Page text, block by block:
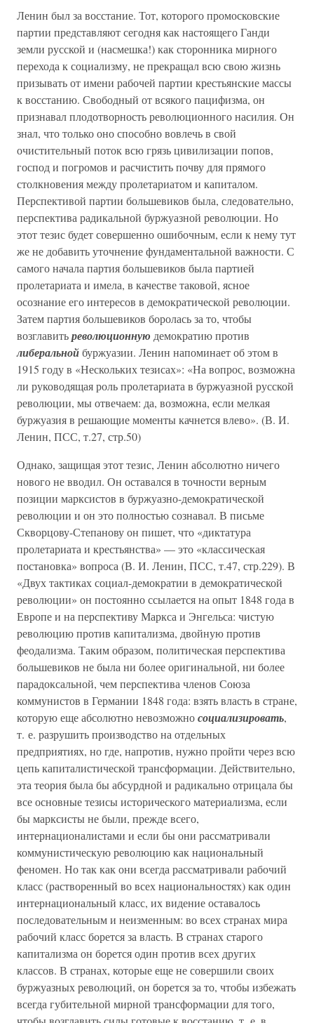
Ленин был за восстание. Тот, которого промосковские
партии представляют сегодня как настоящего Ганди
земли русской и (насмешка!) как сторонника мирного
перехода к социализму, не прекращал всю свою жизнь
призывать от имени рабочей партии крестьянские массы
к восстанию. Свободный от всякого пацифизма, он
признавал плодотворность революционного насилия. Он
знал, что только оно способно вовлечь в свой
очистительный поток всю грязь цивилизации попов,
господ и погромов и расчистить почву для прямого
столкновения между пролетариатом и капиталом.
Перспективой партии большевиков была, следовательно,
перспектива радикальной буржуазной революции. Но
этот тезис будет совершенно ошибочным, если к нему тут
же не добавить уточнение фундаментальной важности. С
самого начала партия большевиков была партией
пролетариата и имела, в качестве таковой, ясное
осознание его интересов в демократической революции.
Затем партия большевиков боролась за то, чтобы
возглавитьреволюционную демократию против
либеральнойбуржуазии. Ленин напоминает об этом в
1915 году в «Нескольких тезисах»: «На вопрос, возможна
ли руководящая роль пролетариата в буржуазной русской
революции, мы отвечаем: да, возможна, если мелкая
буржуазия в решающие моменты качнется влево». (В. И.
Ленин, ПСС, т.27, стр.50)
Однако, защищая этот тезис, Ленин абсолютно ничего
нового не вводил. Он оставался в точности верным
позиции марксистов в буржуазно-демократической
революции и он это полностью сознавал. В письме
Скворцову-Степанову он пишет, что «диктатура
пролетариата и крестьянства» — это «классическая
постановка» вопроса (В. И. Ленин, ПСС, т.47, стр.229). В
«Двух тактиках социал-демократии в демократической
революции» он постоянно ссылается на опыт 1848 года в
Европе и на перспективу Маркса и Энгельса: чистую
революцию против капитализма, двойную против
феодализма. Таким образом, политическая перспектива
большевиков не была ни более оригинальной, ни более
парадоксальной, чем перспектива членов Союза
коммунистов в Германии 1848 года: взять власть в стране,
которую еще абсолютно невозможносоциализировать,
т. е. разрушить производство на отдельных
предприятиях, но где, напротив, нужно пройти через всю
цепь капиталистической трансформации. Действительно,
эта теория была бы абсурдной и радикально отрицала бы
все основные тезисы исторического материализма, если
бы марксисты не были, прежде всего,
интернационалистами и если бы они рассматривали
коммунистическую революцию как национальный
феномен. Но так как они всегда рассматривали рабочий
класс (растворенный во всех национальностях) как один
интернациональный класс, их видение оставалось
последовательным и неизменным: во всех странах мира
рабочий класс борется за власть. В странах старого
капитализма он борется один против всех других
классов. В странах, которые еще не совершили своих
буржуазных революций, он борется за то, чтобы избежать
всегда губительной мирной трансформации для того,